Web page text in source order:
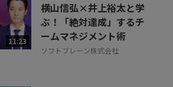
11:23
横山信弘×井上裕太と学
ぶ！「絶対達成」するチ
ームマネジメント術
ソフトブレーン株式会社